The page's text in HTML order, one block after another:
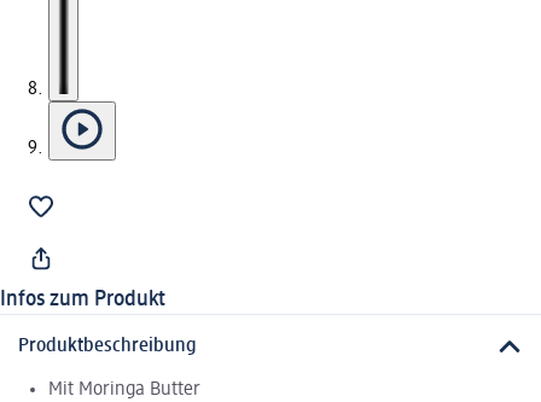
Infos zum Produkt
Produktbeschreibung
Mit Moringa Butter